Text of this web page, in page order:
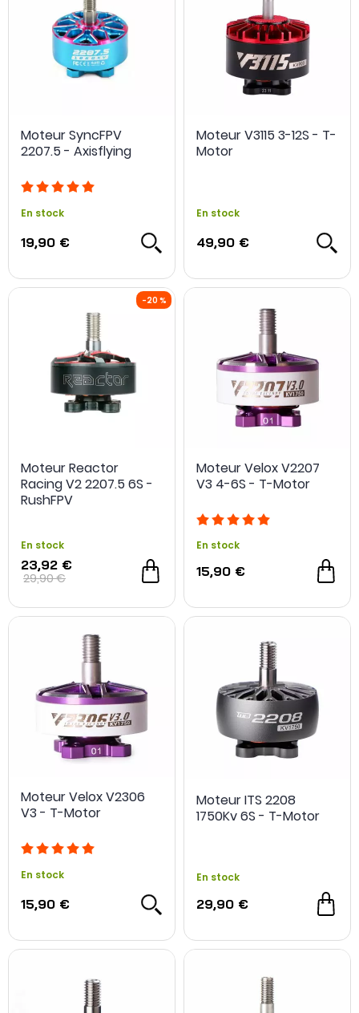
: Certains ESC sont équipés d'une sortie 5V (BEC) afin
d'alimenter un autre équipement.
Moteur SyncFPV
2207.5 - Axisflying
En stock
19,90 €
Moteur V3115 3-12S - T-
Motor
En stock
49,90 €
-20 %
Moteur Reactor
Racing V2 2207.5 6S -
RushFPV
En stock
23,92 €
29,90 €
Moteur Velox V2207
V3 4-6S - T-Motor
En stock
15,90 €
Moteur Velox V2306
V3 - T-Motor
En stock
15,90 €
Moteur ITS 2208
1750Kv 6S - T-Motor
En stock
29,90 €